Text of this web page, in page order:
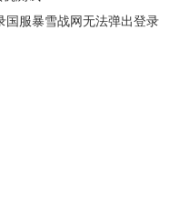
镜像，只是Mac平台的一
内存，由于不需要运行
国服暴雪战网无法弹出登录